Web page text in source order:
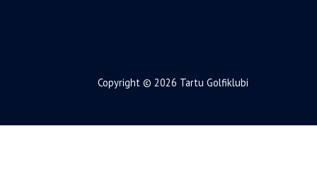
Copyright © 2026 Tartu Golfiklubi